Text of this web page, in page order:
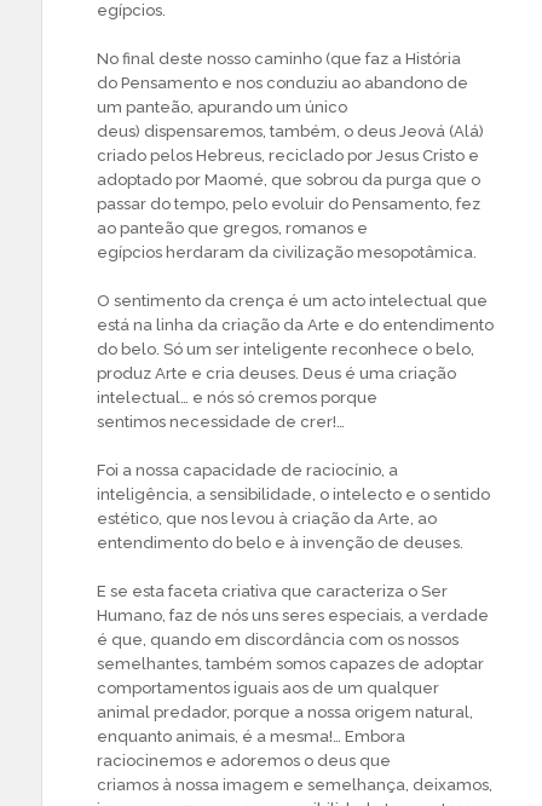
egípcios.
No final deste nosso caminho (que faz a História
do Pensamento e nos conduziu ao abandono de
um panteão, apurando um único
deus) dispensaremos, também, o deus Jeová (Alá)
criado pelos Hebreus, reciclado por Jesus Cristo e
adoptado por Maomé, que sobrou da purga que o
passar do tempo, pelo evoluir do Pensamento, fez
ao panteão que gregos, romanos e
egípcios herdaram da civilização mesopotâmica.
O sentimento da crença é um acto intelectual que
está na linha da criação da Arte e do entendimento
do belo. Só um ser inteligente reconhece o belo,
produz Arte e cria deuses. Deus é uma criação
intelectual… e nós só cremos porque
sentimos necessidade de crer!…
Foi a nossa capacidade de raciocínio, a
inteligência, a sensibilidade, o intelecto e o sentido
estético, que nos levou à criação da Arte, ao
entendimento do belo e à invenção de deuses.
E se esta faceta criativa que caracteriza o Ser
Humano, faz de nós uns seres especiais, a verdade
é que, quando em discordância com os nossos
semelhantes, também somos capazes de adoptar
comportamentos iguais aos de um qualquer
animal predador, porque a nossa origem natural,
enquanto animais, é a mesma!… Embora
raciocinemos e adoremos o deus que
criamos à nossa imagem e semelhança, deixamos,